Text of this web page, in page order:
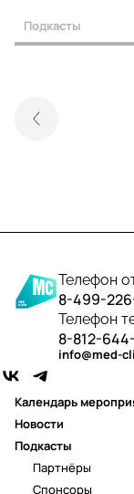
Подкасты
Телефон
8-499-
Телефон
8-812-
info@med-
Календарь
Новости
Подкасты
Партнёры
Спонсоры